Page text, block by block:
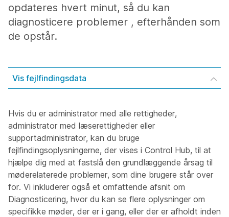
opdateres hvert minut, så du kan
diagnosticere problemer , efterhånden som
de opstår.
Vis fejlfindingsdata
Hvis du er administrator med alle rettigheder,
administrator med læserettigheder eller
supportadministrator, kan du bruge
fejlfindingsoplysningerne, der vises i Control Hub, til at
hjælpe dig med at fastslå den grundlæggende årsag til
møderelaterede problemer, som dine brugere står over
for. Vi inkluderer også et omfattende afsnit om
Diagnosticering, hvor du kan se flere oplysninger om
specifikke møder, der er i gang, eller der er afholdt inden